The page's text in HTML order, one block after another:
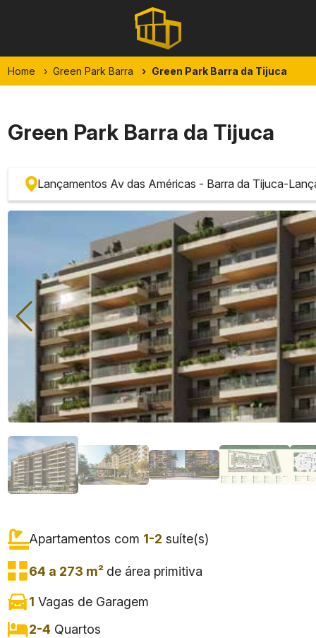
Home Green Park Barra Green Park Barra da Tijuca
Green Park Barra da Tijuca
Lançamentos Av das Américas - Barra da Tijuca-
Apartamentos com 1-2 suíte(s)
64 a 273 m² de área primitiva
1 Vagas de Garagem
2-4 Quartos